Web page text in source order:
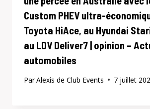
Custom PHEV ultra-
Toyota HiAce, au Hyundai
au LDV Deliver7 | opinion –
automobiles
ParAlexis de Club Events 7 juillet